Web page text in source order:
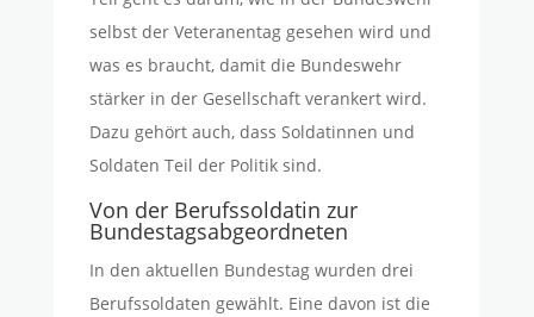
selbst der Veteranentag gesehen wird und
was es braucht, damit die Bundeswehr
stärker in der Gesellschaft verankert wird.
Dazu gehört auch, dass Soldatinnen und
Soldaten Teil der Politik sind.
Von der Berufssoldatin zur
Bundestagsabgeordneten
In den aktuellen Bundestag wurden drei
Berufssoldaten gewählt. Eine davon ist die